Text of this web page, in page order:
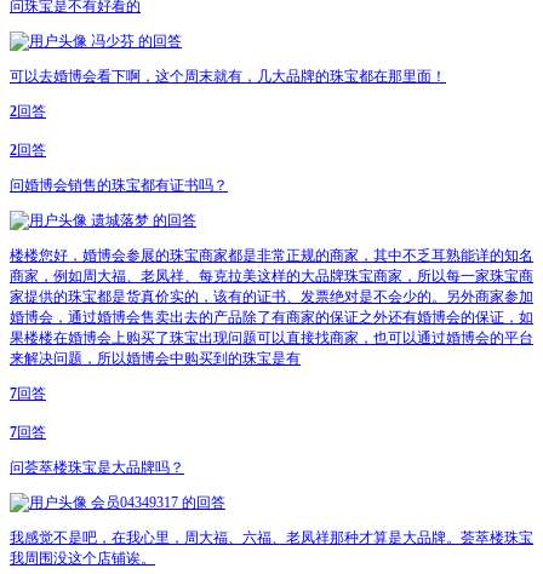
问珠宝是不有好看的
冯少芬 的回答
可以去婚博会看下啊，这个周末就有，几大品牌的珠宝都在那里面！
2回答
2回答
问婚博会销售的珠宝都有证书吗？
遗城落梦 的回答
楼楼您好，婚博会参展的珠宝商家都是非常正规的商家，其中不乏耳熟能详的知名
商家，例如周大福、老凤祥、每克拉美这样的大品牌珠宝商家，所以每一家珠宝商
家提供的珠宝都是货真价实的，该有的证书、发票绝对是不会少的。另外商家参加
婚博会，通过婚博会售卖出去的产品除了有商家的保证之外还有婚博会的保证，如
果楼楼在婚博会上购买了珠宝出现问题可以直接找商家，也可以通过婚博会的平台
来解决问题，所以婚博会中购买到的珠宝是有
7回答
7回答
问荟萃楼珠宝是大品牌吗？
会员04349317 的回答
我感觉不是吧，在我心里，周大福、六福、老凤祥那种才算是大品牌。荟萃楼珠宝
我周围没这个店铺诶。